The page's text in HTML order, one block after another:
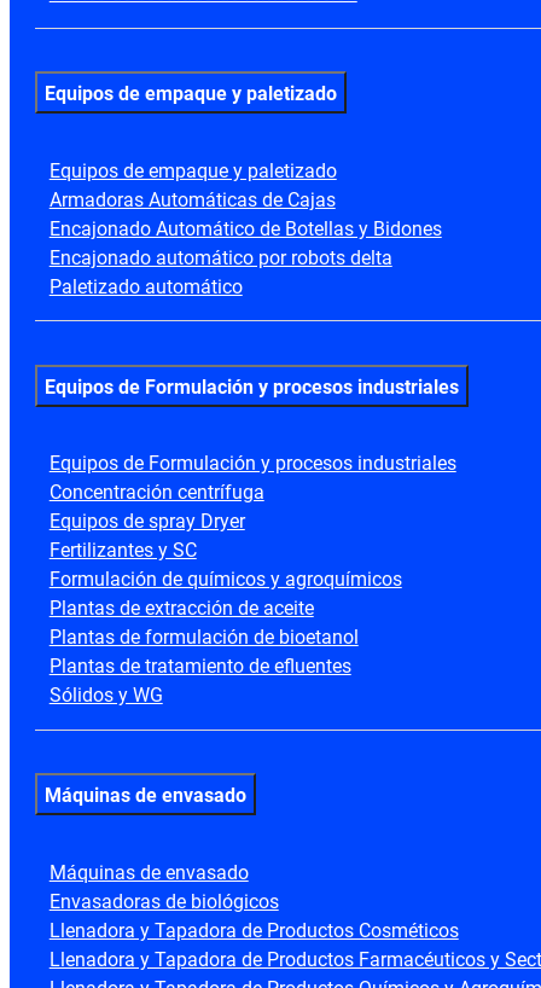
Equipos de empaque y paletizado
Equipos de empaque y paletizado
Armadoras Automáticas de Cajas
Encajonado Automático de Botellas y Bidones
Encajonado automático por robots delta
Paletizado automático
Equipos de Formulación y procesos industriales
Equipos de Formulación y procesos industriales
Concentración centrífuga
Equipos de spray Dryer
Fertilizantes y SC
Formulación de químicos y agroquímicos
Plantas de extracción de aceite
Plantas de formulación de bioetanol
Plantas de tratamiento de efluentes
Sólidos y WG
Máquinas de envasado
Máquinas de envasado
Envasadoras de biológicos
Llenadora y Tapadora de Productos Cosméticos
Llenadora y Tapadora de Productos Farmacéuticos y